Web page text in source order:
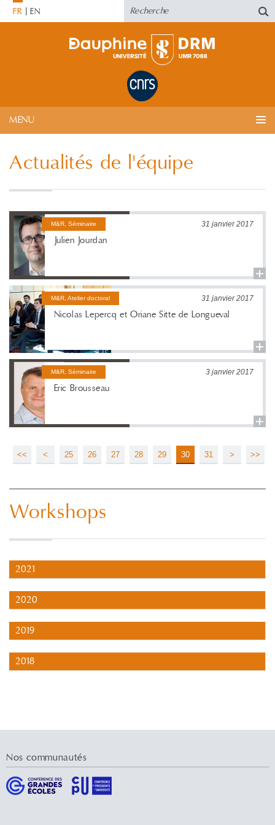
FR EN
MENU
Actualités de l'équipe
M&R, Séminaire
Julien Jourdan
31 janvier 2017
M&R, Atelier doctoral
Nicolas Lepercq et Oriane Sitte de Longueval
31 janvier 2017
M&R, Séminaire
Eric Brousseau
3 janvier 2017
<< < 25 26 27 28 29 30 31 > >>
Workshops
2021
2020
2019
2018
Nos communautés